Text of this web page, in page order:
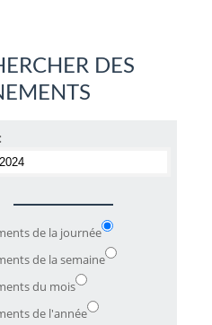
DES
de la journée
de la semaine
du mois
de l'année